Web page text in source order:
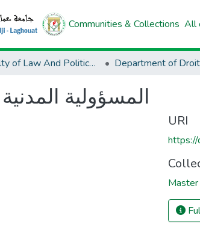
Communities & Collections All
Faculty of Law And Political Science Department of Droit
المسؤولية
URI
Master